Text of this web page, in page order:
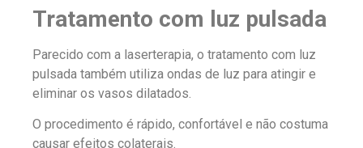
Tratamento com luz pulsada
Parecido com a laserterapia, o tratamento com luz
pulsada também utiliza ondas de luz para atingir e
eliminar os vasos dilatados.
O procedimento é rápido, confortável e não costuma
causar efeitos colaterais.